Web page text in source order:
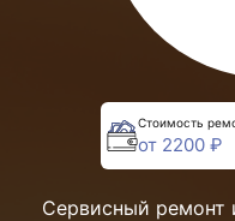
Стоимость
от 2200 ₽
Сервисный ремонт